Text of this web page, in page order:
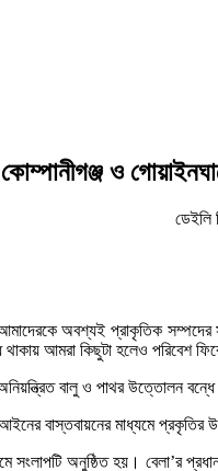
কোম্পানীগঞ্জ ও
অবশ্যই প্রাকৃতিক সম্পদের
আমরা কিছুটা হলেও পরিবেশ
বালু ও পাথর উত্তোলন
বাস্তবায়নের মাধ্যমে প্রকৃতির
অনুষ্ঠিত হয়। বেলা’র